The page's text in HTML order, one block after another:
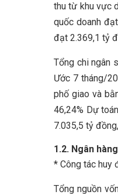
thu từ khu vực
quốc doanh
đạt 2.369,1 tỷ
Tổng chi ngân
Ước 7 tháng/
phố giao và
46,24% Dự
7.035,5 tỷ
1.2. Ngân hàng
* Công tác huy
Tổng nguồn